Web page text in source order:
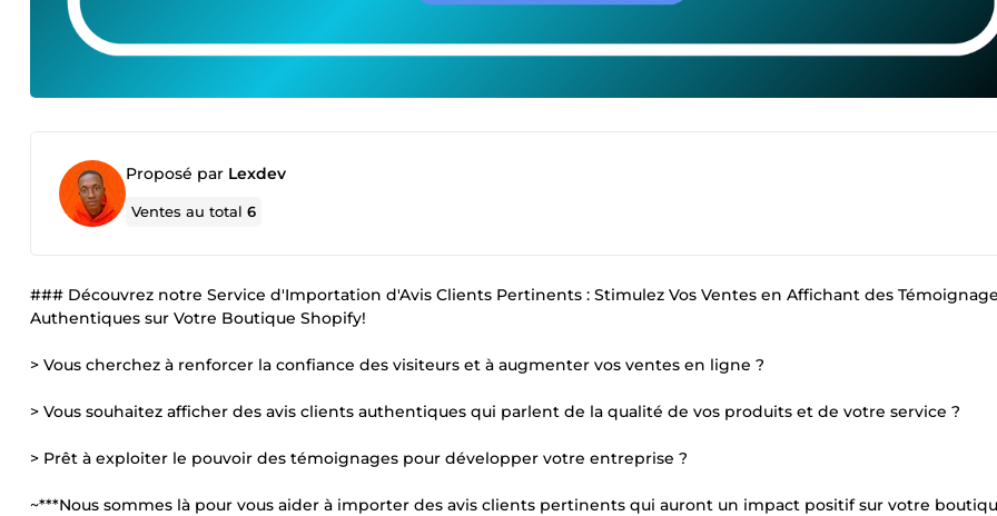
Proposé par Lexdev
Ventes au total6
### Découvrez notre Service d'Importation d'Avis Clients Pertinents : Stimulez Vos Ventes en Affichant des
Authentiques sur Votre Boutique Shopify!
> Vous cherchez à renforcer la confiance des visiteurs et à augmenter vos ventes en ligne ?
> Vous souhaitez afficher des avis clients authentiques qui parlent de la qualité de vos produits et de votre service ?
> Prêt à exploiter le pouvoir des témoignages pour développer votre entreprise ?
~***Nous sommes là pour vous aider à importer des avis clients pertinents qui auront un impact positif sur votre